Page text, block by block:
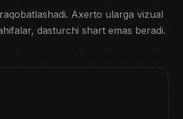
Axerto ularga vizual
dasturchi shart emas beradi.